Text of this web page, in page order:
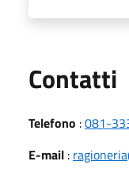
Contatti
Telefono :081-
E-mail :